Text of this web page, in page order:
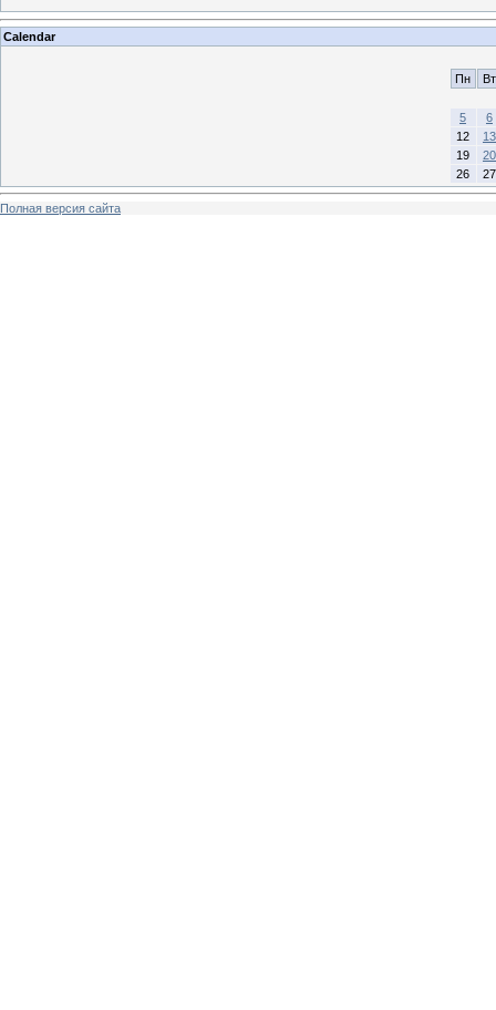
Calendar
Пн Вт
5
6
12
13
19
20
26
27
Полная версия сайта